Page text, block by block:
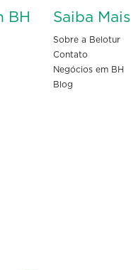
BH Saiba Mais
Sobre a Belotur
Contato
Negócios em BH
Blog